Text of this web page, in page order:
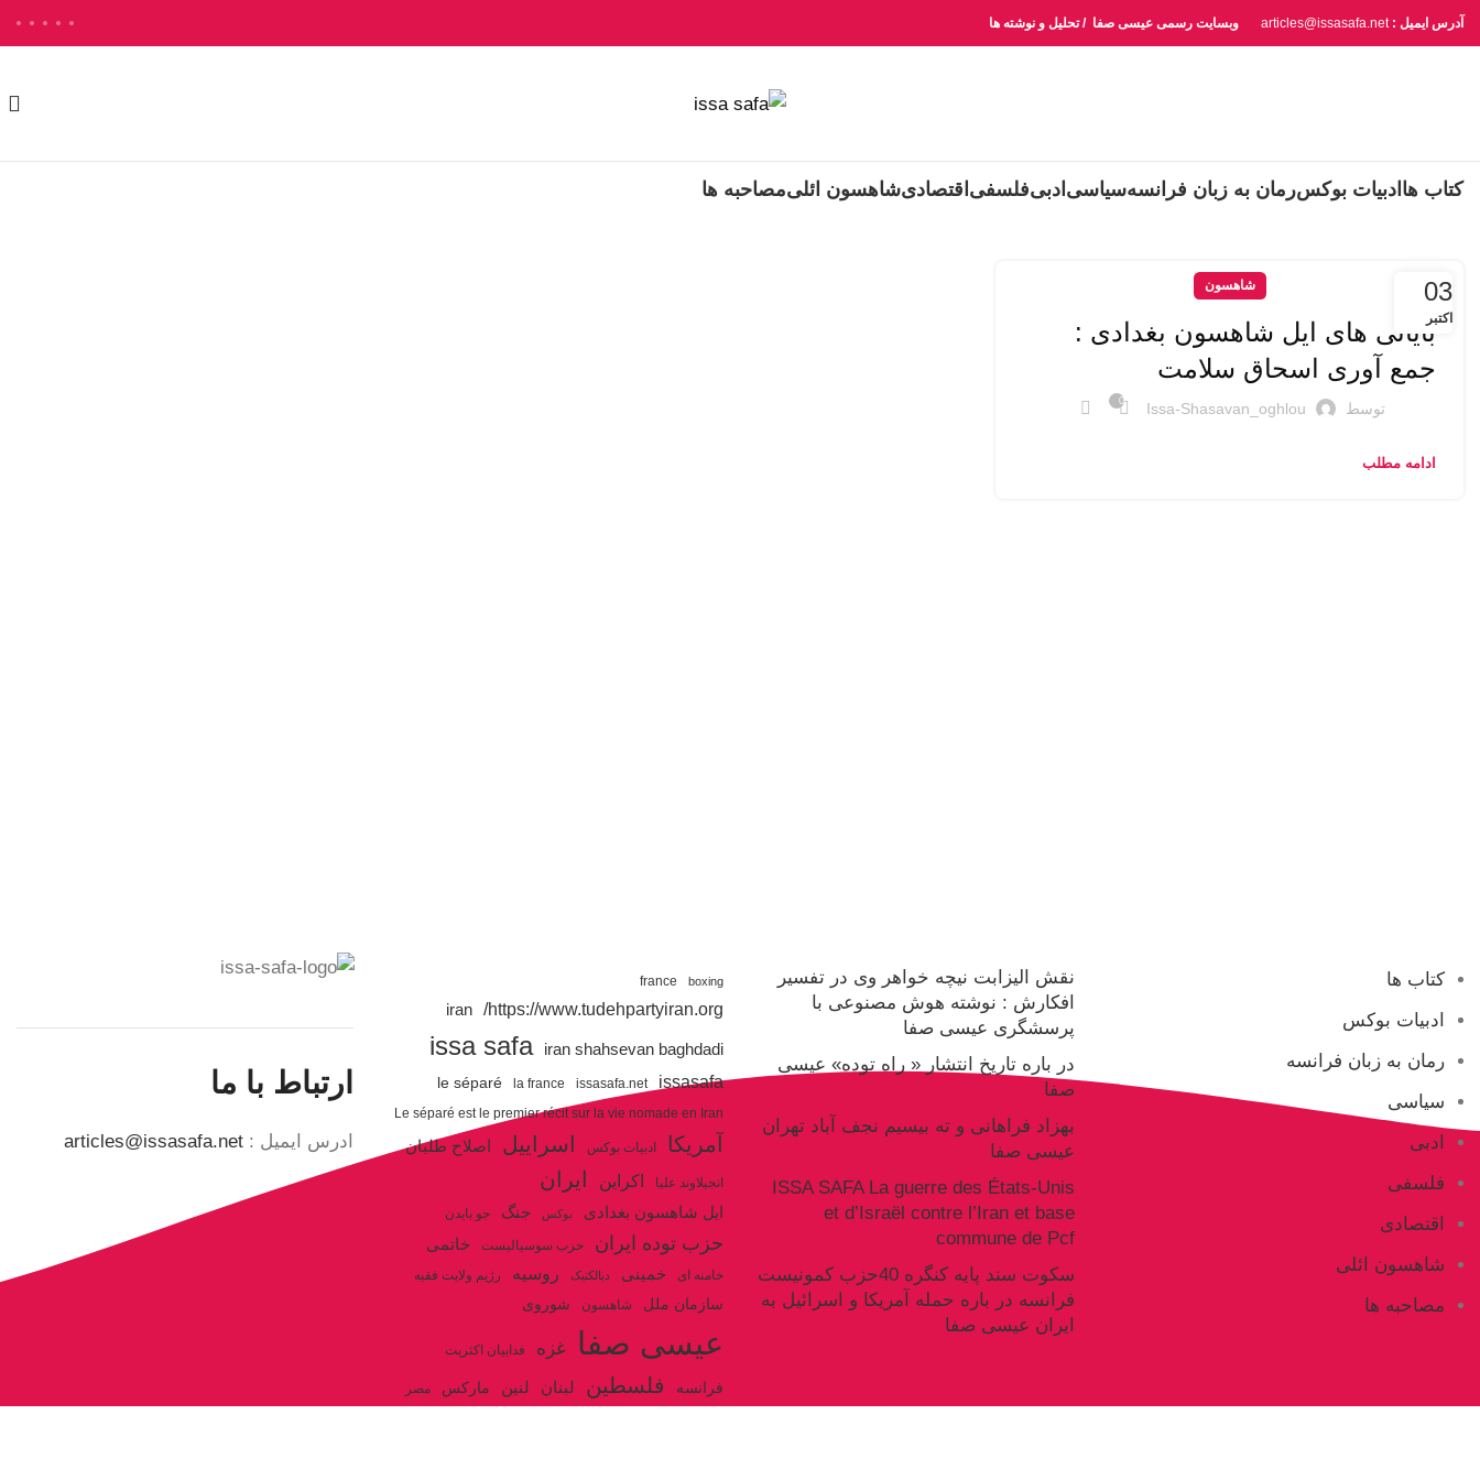
آدرس ایمیل : articles@issasafa.net وبسایت رسمی عیسی صفا / تحلیل و نوشته ها
کتاب ها ادبیات بوکسرمان به زبان فرانسهسیاسی ادبیفلسفی اقتصادیشاهسون ائلیمصاحبه ها
03
اکتبر
شاهسون
بایاتی های ایل شاهسون بغدادی :
جمع آوری اسحاق سلامت
توسط Issa-Shasavan_oghlou
0
ادامه مطلب
کتاب ها
ادبیات بوکس
رمان به زبان فرانسه
سیاسی
ادبی
فلسفی
اقتصادی
شاهسون ائلی
مصاحبه ها
نقش الیزابت نیچه خواهر وی در تفسیر
افکارش : نوشته هوش مصنوعی با
پرسشگری عیسی صفا
در باره تاریخ انتشار « راه توده» عیسی
صفا
بهزاد فراهانی و ته بیسیم نجف آباد تهران
عیسی صفا
ISSA SAFA La guerre des États-Unis
et d’Israël contre l’Iran et base
commune de Pcf
سکوت سند پایه کنگره 40حزب کمونیست
فرانسه در باره حمله آمریکا و اسرائیل به
ایران عیسی صفا
boxing
france
https://www.tudehpartyiran.org/
iran
iran shahsevan baghdadi
issa safa
issasafa
issasafa.net
la france
le séparé
Le séparé est le premier récit sur la vie nomade en Iran
آمریکا ادبیات بوکس اسراییل اصلاح طلبان
انجیلاوند علیا اکراین ایران
ایل شاهسون بغدادی بوکس جنگ جو بایدن
حزب توده ایران حزب سوسیالیست خاتمی
خامنه ای خمینی دیالکتیک روسیه رژیم ولایت فقیه
سازمان ملل شاهسون شوروی
عیسی صفا غزه فداییان اکثریت
فرانسه فلسطین لبنان لنین مارکس
مصر
ارتباط با ما
ادرس ایمیل : articles@issasafa.net